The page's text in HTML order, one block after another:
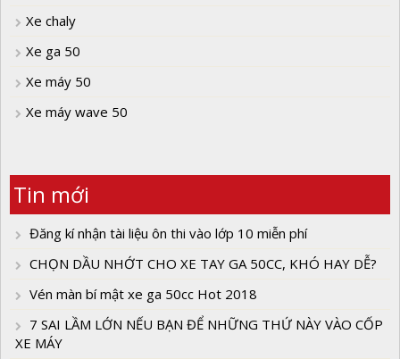
Xe chaly
Xe ga 50
Xe máy 50
Xe máy wave 50
Tin mới
Đăng kí nhận tài liệu ôn thi vào lớp 10 miễn phí
CHỌN DẦU NHỚT CHO XE TAY GA 50CC, KHÓ HAY DỄ?
Vén màn bí mật xe ga 50cc Hot 2018
7 SAI LẦM LỚN NẾU BẠN ĐỂ NHỮNG THỨ NÀY VÀO CỐP
XE MÁY